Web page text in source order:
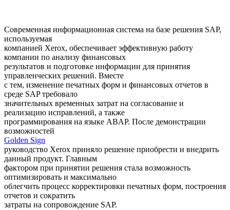
Современная информационная система на базе решения SAP,
используемая
компанией Xerox, обеспечивает эффективную работу
компании по анализу финансовых
результатов и подготовке информации для принятия
управленческих решений. Вместе
с тем, изменение печатных форм и финансовых отчетов в
среде SAP требовало
значительных временных затрат на согласование и
реализацию исправлений, а также
программирования на языке ABAP. После демонстрации
возможностей
Golden Sign
руководство Xerox приняло решение приобрести и внедрить
данный продукт. Главным
фактором при принятии решения стала возможность
оптимизировать и максимально
облегчить процесс корректировки печатных форм, построения
отчетов и сократить
затраты на сопровождение SAP.